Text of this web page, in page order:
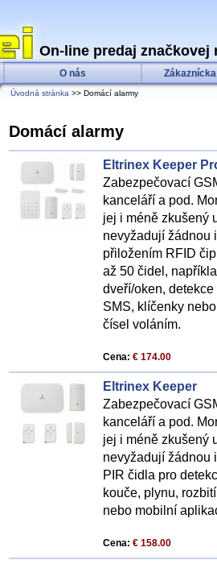
On-line predaj
O nás
Úvodná stránka >> Domácí alarmy
Domácí alarmy
Eltrinex Keeper
Zabezpečovací
kanceláří a pod.
jej i méně zkušený
nevyžadují žádnou
přiložením RFID
až 50 čidel,
dveří/oken,
SMS, klíčenky
čísel voláním.
Cena: € 174.00
Eltrinex Keeper
Zabezpečovací
kanceláří a pod.
jej i méně zkušený
nevyžadují žádnou
PIR čidla pro
kouče, plynu,
nebo mobilní
Cena: € 158.00